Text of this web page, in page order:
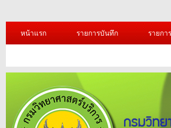
หน้าแรก รายการบันทึก รายกา